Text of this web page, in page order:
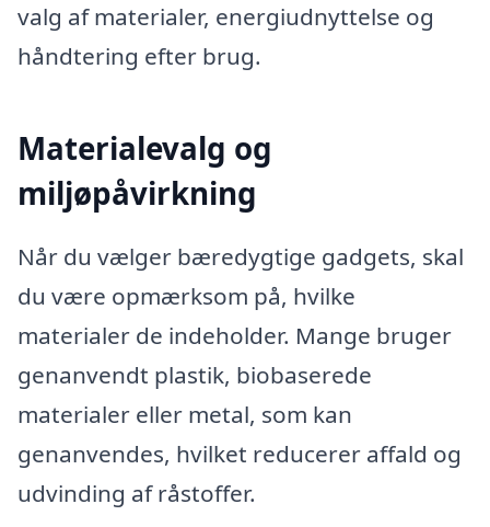
valg af materialer, energiudnyttelse og
håndtering efter brug.
Materialevalg og
miljøpåvirkning
Når du vælger bæredygtige gadgets, skal
du være opmærksom på, hvilke
materialer de indeholder. Mange bruger
genanvendt plastik, biobaserede
materialer eller metal, som kan
genanvendes, hvilket reducerer affald og
udvinding af råstoffer.